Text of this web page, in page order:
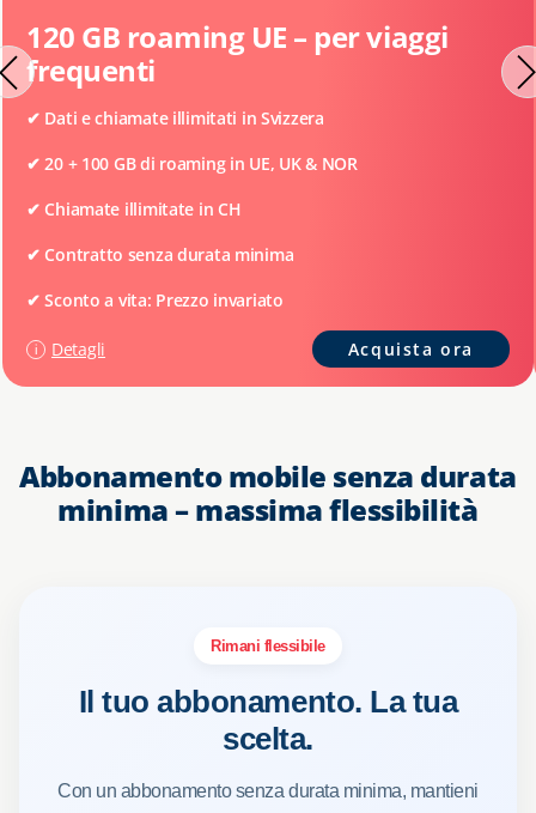
120 GB roaming UE – per viaggi
frequenti
✔ Dati e chiamate illimitati in Svizzera
✔ 20 + 100 GB di roaming in UE, UK & NOR
✔ Chiamate illimitate in CH
✔ Contratto senza durata minima
✔ Sconto a vita: Prezzo invariato
Detagli Acquista ora
Abbonamento mobile senza durata
minima – massima flessibilità
Rimani flessibile
Il tuo abbonamento. La tua
scelta.
Con un abbonamento senza durata minima, mantieni